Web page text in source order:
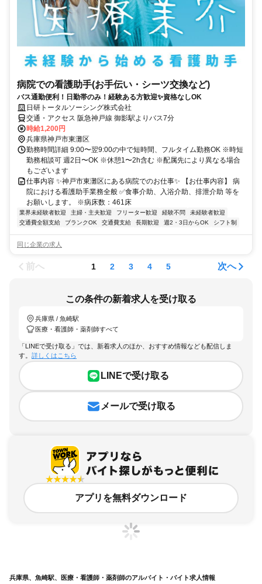
病院での看護助手(お手伝い・シーツ交換など)
バス通勤便利！日勤帯のみ！経験ある方歓迎✨資格なしOK
日研トータルソーシング株式会社
交通・アクセス 阪急神戸線 御影駅よりバス7分
時給1,200円
兵庫県神戸市東灘区
勤務時間詳細 9:00〜翌9:00の中で短時間、フルタイム勤務OK ※時短
勤務相談可 週2日〜OK ※休憩1〜2h含む ※配属先により異なる場合
もございます
仕事内容 ✨神戸市東灘区にある病院でのお仕事✨ 【お仕事内容】 病
院における看護助手業務全般 ✅食事介助、入浴介助、排泄介助 等を
お願いします。 ※病床数：461床
業界未経験者歓迎 主婦・主夫歓迎 フリーター歓迎 経験不問
未経験者歓迎
交通費全額支給
ブランクOK 交通費支給 長期歓迎 週2・3日からOK シフト制
同じ企業の求人
前へ 1 2 3 4 5 次へ
この条件の新着求人を受け取る
兵庫県 / 魚崎駅
医療・看護師・薬剤師すべて
「LINEで受け取る」では、新着求人のほか、おすすめ情報なども配信しま
す。 詳しくはこちら
LINEで受け取る
メールで受け取る
アプリを無料ダウンロード
兵庫県、魚崎駅、医療・看護師・薬剤師のアルバイト・バイト求人情報